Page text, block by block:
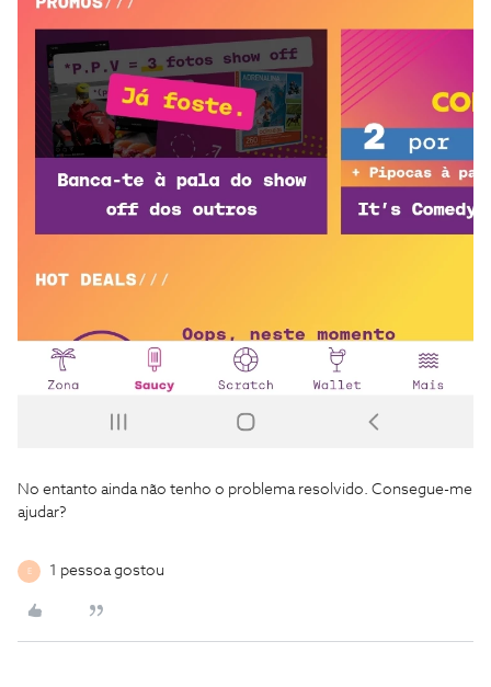
No entanto ainda não tenho o problema resolvido. Consegue-me
ajudar?
E 1 pessoa gostou